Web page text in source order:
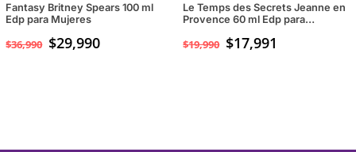
Fantasy Britney Spears 100 ml
Edp para Mujeres
$36,990 El
$29,990El
Le Temps des Secrets Jeanne en
Provence 60 ml Edp para
$19,990 $17,991